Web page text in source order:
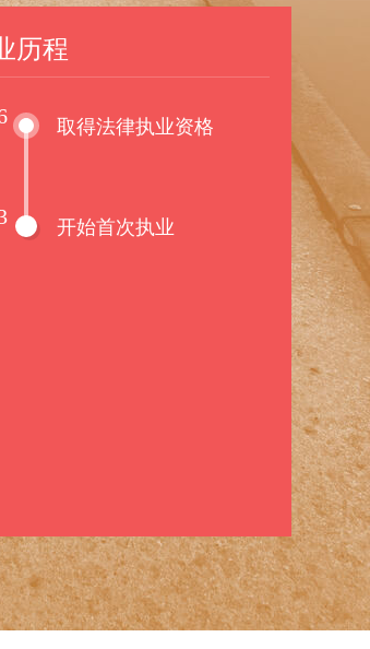
历程
取得法律执业资格
开始首次执业